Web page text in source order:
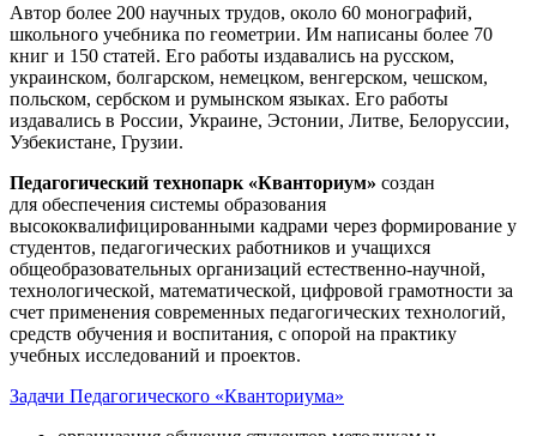
Автор более 200 научных трудов, около 60 монографий,
школьного учебника по геометрии. Им написаны более 70
книг и 150 статей. Его работы издавались на русском,
украинском, болгарском, немецком, венгерском, чешском,
польском, сербском и румынском языках. Его работы
издавались в России, Украине, Эстонии, Литве, Белоруссии,
Узбекистане, Грузии.
Педагогический технопарк «Кванториум» создан
для обеспечения системы образования
высококвалифицированными кадрами через формирование у
студентов, педагогических работников и учащихся
общеобразовательных организаций естественно-научной,
технологической, математической, цифровой грамотности за
счет применения современных педагогических технологий,
средств обучения и воспитания, с опорой на практику
учебных исследований и проектов.
Задачи Педагогического «Кванториума»